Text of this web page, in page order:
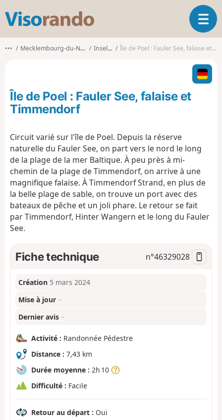
s
o
o
O
u
i
r
l
i
••• Mecklembourg-du-Nord-Ouest Insel Poel Île de Poel : Fauler See, falaise et Timmendorf
Île de Poel : Fauler See, falaise et
Timmendorf
Circuit varié sur l'île de Poel. Depuis la réserve
naturelle du Fauler See, on part vers le nord le long
de la plage de la mer Baltique. À peu près à mi-
chemin de la plage de Timmendorf, on arrive à une
magnifique falaise. À Timmendorf Strand, en plus de
la belle plage de sable, on trouve un port avec des
bateaux de pêche et un joli phare. Le retour se fait
par Timmendorf, Hinter Wangern et le long du Fauler
See.
Fiche technique n°46329028
Création 5 mars 2024
Mise à jour –
Dernier avis –
Activité : Randonnée Pédestre
Distance : 7,43 km
Durée moyenne : 2h 10
Difficulté : Facile
Retour au départ : Oui